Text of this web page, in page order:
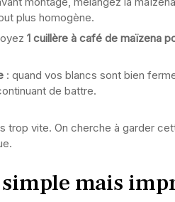
plus homogène.
1 cuillère à café de maïzena
: quand vos blancs sont bien
de battre.
trop vite. On cherche à garder
mais